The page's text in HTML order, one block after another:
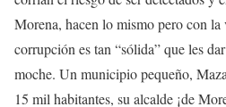
Morena, hacen lo mismo pero con la
corrupción es tan “sólida” que les
moche. Un municipio pequeño,
15 mil habitantes, su alcalde ¡de